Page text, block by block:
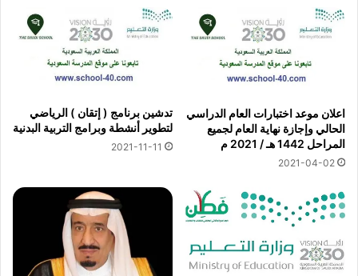
اعلان موعد اختبارات العام الدراسي
الحالي وإجازة نهاية العام لجميع
المراحل 1442 هـ / 2021 م
2021-04-02
تدشين برنامج ( إتقان ) الرياضي
لتطوير أنشطة وبرامج التربية البدنية
2021-11-11